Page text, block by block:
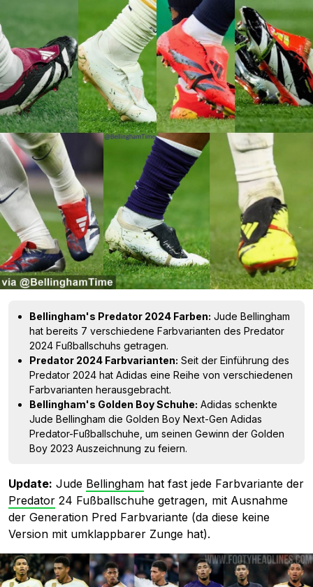
Bellingham's Predator 2024 Farben: Jude Bellingham
hat bereits 7 verschiedene Farbvarianten des Predator
2024 Fußballschuhs getragen.
Predator 2024 Farbvarianten: Seit der Einführung des
Predator 2024 hat Adidas eine Reihe von verschiedenen
Farbvarianten herausgebracht.
Bellingham's Golden Boy Schuhe: Adidas schenkte
Jude Bellingham die Golden Boy Next-Gen Adidas
Predator-Fußballschuhe, um seinen Gewinn der Golden
Boy 2023 Auszeichnung zu feiern.
Update: Jude Bellingham hat fast jede Farbvariante der
Predator 24 Fußballschuhe getragen, mit Ausnahme
der Generation Pred Farbvariante (da diese keine
Version mit umklappbarer Zunge hat).